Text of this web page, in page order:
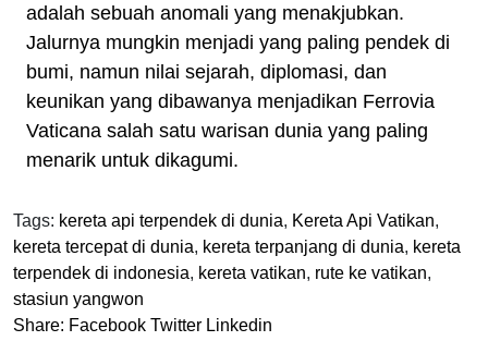
adalah sebuah anomali yang menakjubkan.
Jalurnya mungkin menjadi yang paling pendek di
bumi, namun nilai sejarah, diplomasi, dan
keunikan yang dibawanya menjadikan Ferrovia
Vaticana salah satu warisan dunia yang paling
menarik untuk dikagumi.
Tags: kereta api terpendek di dunia, Kereta Api Vatikan,
kereta tercepat di dunia, kereta terpanjang di dunia, kereta
terpendek di indonesia, kereta vatikan, rute ke vatikan,
stasiun yangwon
Share: Facebook Twitter Linkedin